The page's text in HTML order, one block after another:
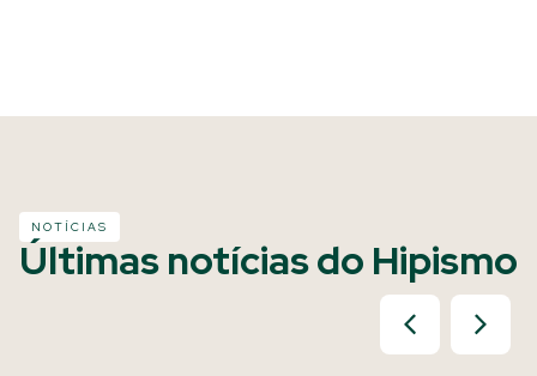
NOTÍCIAS
Últimas notícias do Hipismo